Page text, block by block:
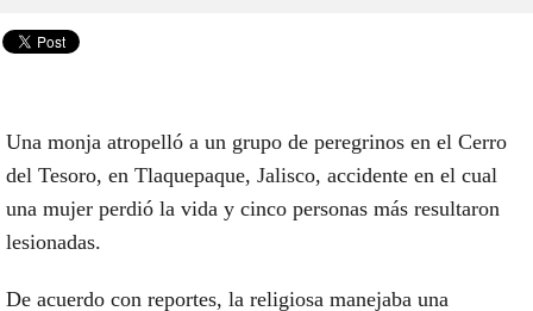
Una monja atropelló a un grupo de peregrinos en el Cerro
del Tesoro, en Tlaquepaque, Jalisco, accidente en el cual
una mujer perdió la vida y cinco personas más resultaron
lesionadas.
De acuerdo con reportes, la religiosa manejaba una